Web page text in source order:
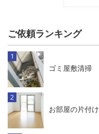
ご依頼ランキング
ゴミ屋敷清掃
お部屋の片付け